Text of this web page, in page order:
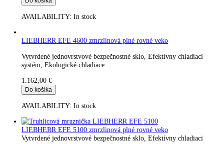
Vytvrdené jednovrstvové bezpečnostné sklo, Efektívny
945,00€
AVAILABILITY:In stock
LIEBHERR EFE 3800 zmrzlinová plné rovné veko
systém, Ekologické chladiace...
1.059,00€